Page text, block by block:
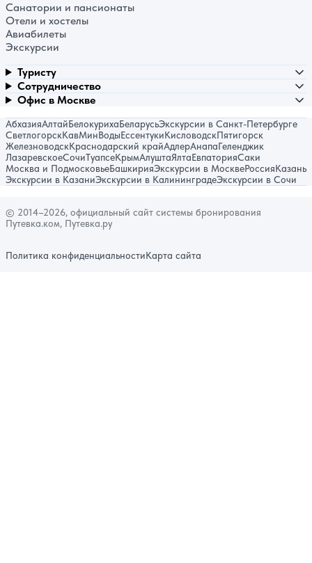
Санатории и пансионаты
Отели и хостелы
Авиабилеты
Экскурсии
Туристу
Сотрудничество
Офис в Москве
АбхазияАлтайБелокурихаБеларусьЭкскурсии в Санкт-Петербурге
СветлогорскКавМинВодыЕссентукиКисловодскПятигорск
ЖелезноводскКраснодарский крайАдлерАнапаГеленджик
ЛазаревскоеСочиТуапсеКрымАлуштаЯлтаЕвпаторияСаки
Москва и ПодмосковьеБашкирияЭкскурсии в МосквеРоссияКазань
Экскурсии в КазаниЭкскурсии в КалининградеЭкскурсии в Сочи
© 2014–2026, официальный сайт системы бронирования
Путевка.ком, Путевка.ру
Политика конфиденциальностиКарта сайта